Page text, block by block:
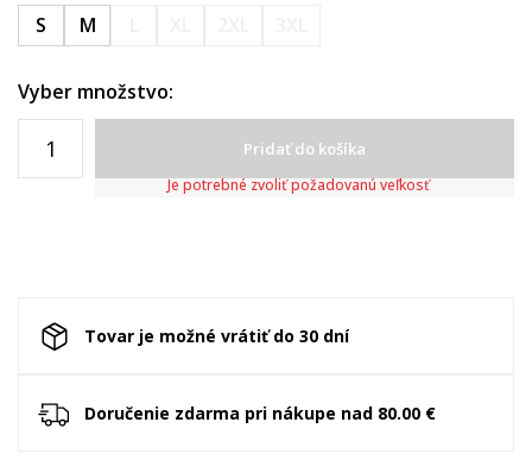
S M
Vyber množstvo:
Pridať do košíka
Je potrebné zvoliť požadovanú veľkosť
Tovar je možné vrátiť do 30 dní
Doručenie zdarma pri nákupe nad 80.00 €